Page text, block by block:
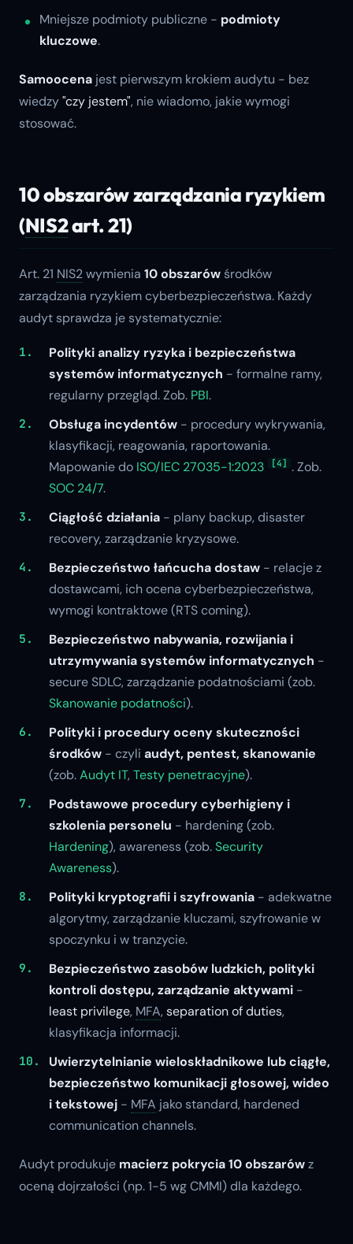
Mniejsze podmioty publiczne - podmioty
kluczowe.
Samoocena jest pierwszym krokiem audytu - bez
wiedzy"czy jestem", nie wiadomo, jakie wymogi
stosować.
10 obszarów zarządzania ryzykiem
(NIS2art. 21)
Art. 21 NIS2wymienia 10 obszarów środków
zarządzania ryzykiem cyberbezpieczeństwa. Każdy
audyt sprawdza je systematycznie:
Polityki analizy ryzyka i bezpieczeństwa
systemów informatycznych - formalne ramy,
regularny przegląd. Zob. PBI.
Obsługa incydentów - procedury wykrywania,
klasyfikacji, reagowania, raportowania.
Mapowanie do ISO/IEC 27035-1:2023 [4] . Zob.
SOC 24/7.
Ciągłość działania - plany backup, disaster
recovery, zarządzanie kryzysowe.
Bezpieczeństwo łańcucha dostaw - relacje z
dostawcami, ich ocena cyberbezpieczeństwa,
wymogi kontraktowe (RTS coming).
Bezpieczeństwo nabywania, rozwijania i
utrzymywania systemów informatycznych -
secure SDLC, zarządzanie podatnościami (zob.
Skanowanie podatności).
Polityki i procedury oceny skuteczności
środków - czyli audyt, pentest, skanowanie
(zob.Audyt IT,Testy penetracyjne).
Podstawowe procedury cyberhigieny i
szkolenia personelu - hardening (zob.
Hardening), awareness (zob.Security
Awareness).
Polityki kryptografii i szyfrowania - adekwatne
algorytmy, zarządzanie kluczami, szyfrowanie w
spoczynku i w tranzycie.
Bezpieczeństwo zasobów ludzkich, polityki
kontroli dostępu, zarządzanie aktywami -
least privilege, MFA,separation of duties,
klasyfikacja informacji.
Uwierzytelnianie wieloskładnikowe lub ciągłe,
bezpieczeństwo komunikacji głosowej, wideo
i tekstowej - MFA jako standard, hardened
communication channels.
Audyt produkuje macierz pokrycia 10 obszarówz
oceną dojrzałości (np. 1-5 wg CMMI) dla każdego.